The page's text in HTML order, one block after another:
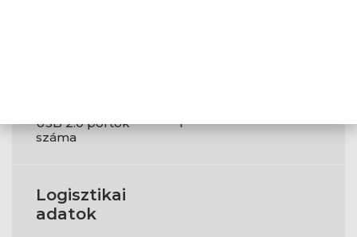
USB 2.0 portok
száma
1
Logisztikai
adatok